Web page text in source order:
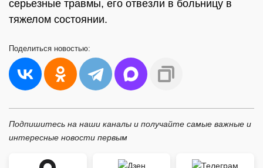
серьезные травмы, его отвезли в больницу в
тяжелом состоянии.
Поделиться новостью:
Подпишитесь на наши каналы и получайте самые важные и
интересные новости первым